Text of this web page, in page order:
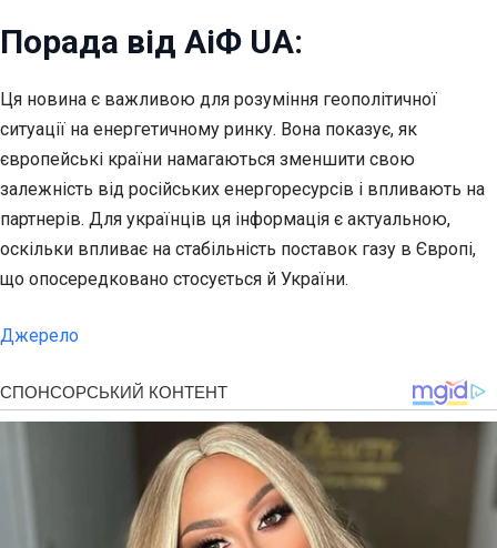
Порада від АіФ UA:
Ця новина є важливою для розуміння геополітичної
ситуації на енергетичному ринку. Вона показує, як
європейські країни намагаються зменшити свою
залежність від російських енергоресурсів і впливають на
партнерів. Для українців ця інформація є актуальною,
оскільки впливає на стабільність поставок газу в Європі,
що опосередковано стосується й України.
Джерело